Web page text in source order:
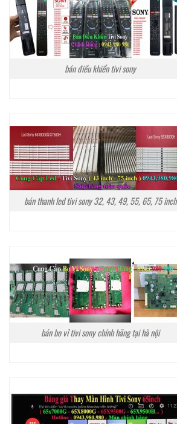
bán điều khiển tivi sony
bán thanh led tivi sony 32, 43, 49, 55, 65, 75 inch
bán bo vỉ tivi sony chính hãng tại hà nội